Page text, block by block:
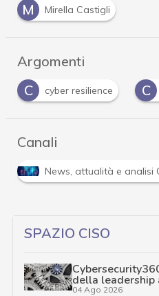
M
Mirella Castigli
Argomenti
C
Cyber security C
Canali
e analisi Cyber sicurezza e
SPAZIO CISO
della
04 Ago 2026